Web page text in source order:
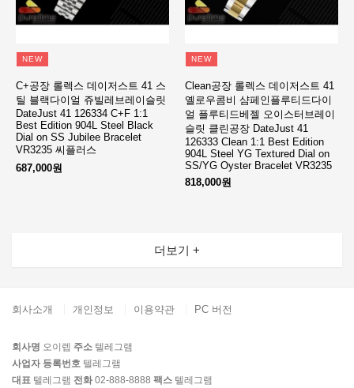
NEW
C+공장 롤렉스 데이저스트 41 스
틸 블랙다이얼 쥬빌레브레이슬릿
DateJust 41 126334 C+F 1:1
Best Edition 904L Steel Black
Dial on SS Jubilee Bracelet
VR3235 씨플러스
687,000원
NEW
Clean공장 롤렉스 데이저스트 41
옐로우콤비 샴페인플루티드다이
얼 플루티드베젤 오이스터브레이
슬릿 클린공장 DateJust 41
126333 Clean 1:1 Best Edition
904L Steel YG Textured Dial on
SS/YG Oyster Bracelet VR3235
818,000원
더보기 +
회사소개 개인정보 이용약관 PC 버전
회사명 오이렙 주소 텔레그램
사업자 등록번호 텔레그램
대표 텔레그램 전화 02-888-8888 팩스 텔레그램